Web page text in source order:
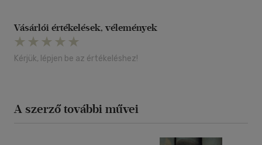
Vásárlói értékelések, vélemények
Kérjük, lépjen be az értékeléshez!
A szerző további művei